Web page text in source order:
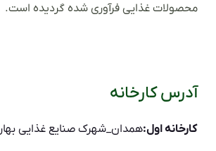
محصولات غذایی فرآوری شده گردیده است.
آدرس کارخانه
کارخانه اول:همدان_شهرک صنایع غذایی بهار